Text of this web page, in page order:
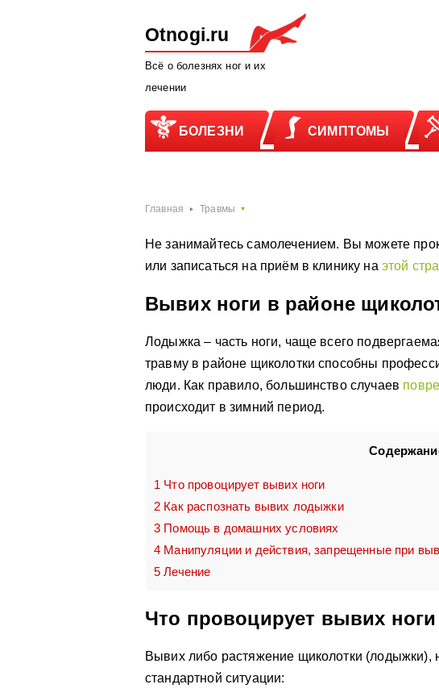
Otnogi.ru
Всё о болезнях ног и их
лечении
БОЛЕЗНИ СИМПТОМЫ
Главная Травмы
Не занимайтесь самолечением. Вы можете
или записаться на приём в клинику на этой
Вывих ноги в районе
Лодыжка – часть ноги, чаще всего
травму в районе щиколотки способны
люди. Как правило, большинство случаев
происходит в зимний период.
1 Что провоцирует вывих ноги
2 Как распознать вывих лодыжки
3 Помощь в домашних условиях
4 Манипуляции и действия, запрещенные при
5 Лечение
Что провоцирует вывих ноги
Вывих либо растяжение щиколотки (лодыжки),
стандартной ситуации: